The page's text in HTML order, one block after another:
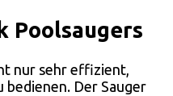
Poolsaugers
nur sehr effizient,
bedienen. Der Sauger